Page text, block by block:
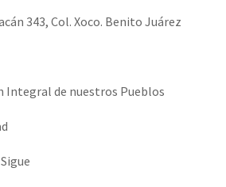
343, Col. Xoco. Benito Juárez
Integral de nuestros Pueblos